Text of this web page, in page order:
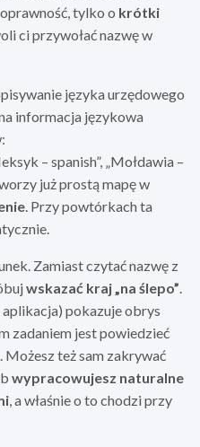
tylko o krótki
ci przywołać nazwę w
języka urzędowego
informacja językowa
– spanish”, „Mołdawia –
już prostą mapę w
. Przy powtórkach ta
Zamiast czytać nazwę z
wskazać kraj „na ślepo”
pokazuje obrys
zadaniem jest powiedzieć
Możesz też sam zakrywać
wypracowujesz naturalne
, a właśnie o to chodzi przy